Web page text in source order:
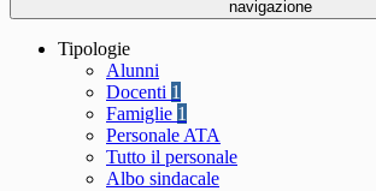
navigazione
Tipologie
Alunni
Docenti 1
Famiglie 1
Personale ATA
Tutto il personale
Albo sindacale